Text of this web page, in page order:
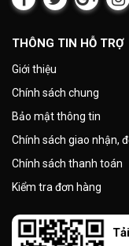
THÔNG TIN HỖ TRỢ
Giới thiệu
Chính sách chung
Bảo mật thông tin
Chính sách giao nhận,
Chính sách thanh toán
Kiểm tra đơn hàng